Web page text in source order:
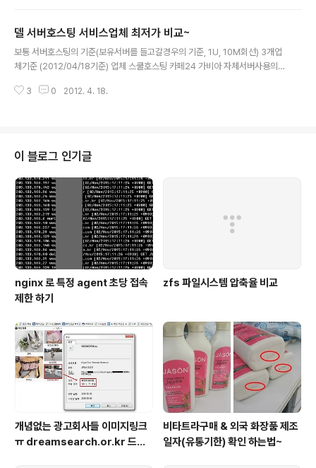
델 서버호스팅 서비스업체 최저가 비교~
보통 서버호스팅의 기준(보유서버를 들고갈경우의 기준, 1U, 10M회선) 3개업
체기준 (2012/04/18기준) 업체 스쿨호스팅 카페24 가비아 자체서버사용의
델서버 R210임대포함가 10만원 없음 없음 델서버 R410임대포함가 14만원 1
쿨호스팅입장에서 월 10만원에(사용자입장에서는 월3만원추가) 서버135만원
짜리를 쓸수 있다는 계산이 나옵니다~ R410 견적도 받아봤습니..
3 0 2012. 4. 18.
이 블로그 인기글
nginx 로 특정 agent 초당 접속
제한 하기
zfs 파일시스템 압축율 비교
개념없는 광고회사들 이미지링크
ㅠ dreamsearch.or.kr 드림
비타트라구매 & 외국 화장품 제조
일자(유통기한) 확인 하는법~